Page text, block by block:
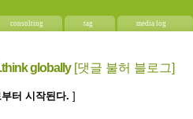
consulting tag media log
globally[댓글 불허 블로그]
터 시작된다. ]